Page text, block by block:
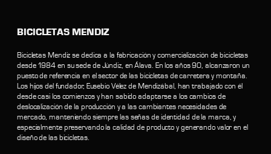
BICICLETAS MENDIZ
Bicicletas Mendiz se dedica a la fabricación y comercialización de bicicletas
desde 1984 en su sede de Júndiz, en Álava. En los años 90, alcanzaron un
puesto de referencia en el sector de las bicicletas de carretera y montaña.
Los hijos del fundador, Eusebio Vélez de Mendizábal, han trabajado con él
desde casi los comienzos y han sabido adaptarse a los cambios de
deslocalización de la producción y a las cambiantes necesidades de
mercado, manteniendo siempre las señas de identidad de la marca, y
especialmente preservando la calidad de producto y generando valor en el
diseño de las bicicletas.